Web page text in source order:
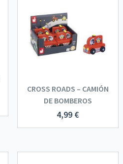
CROSS ROADS – CAMIÓN
DE BOMBEROS
4,99 €